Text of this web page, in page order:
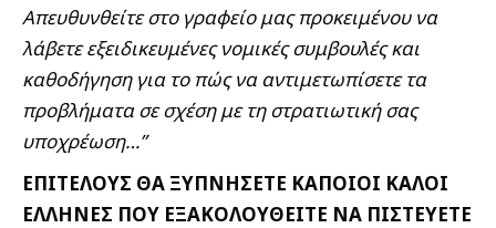
Απευθυνθείτε στο γραφείο μας προκειμένου να
λάβετε εξειδικευμένες νομικές συμβουλές και
καθοδήγηση για το πώς να αντιμετωπίσετε τα
προβλήματα σε σχέση με τη στρατιωτική σας
υποχρέωση…”
ΕΠΙΤΕΛΟΥΣ ΘΑ ΞΥΠΝΗΣΕΤΕ ΚΑΠΟΙΟΙ ΚΑΛΟΙ
ΕΛΛΗΝΕΣ ΠΟΥ ΕΞΑΚΟΛΟΥΘΕΙΤΕ ΝΑ ΠΙΣΤΕΥΕΤΕ